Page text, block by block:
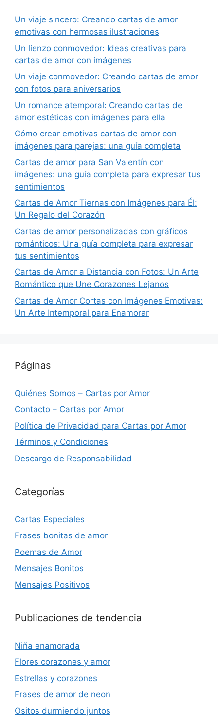
Un viaje sincero: Creando cartas de amor
emotivas con hermosas ilustraciones
Un lienzo conmovedor: Ideas creativas para
cartas de amor con imágenes
Un viaje conmovedor: Creando cartas de amor
con fotos para aniversarios
Un romance atemporal: Creando cartas de
amor estéticas con imágenes para ella
Cómo crear emotivas cartas de amor con
imágenes para parejas: una guía completa
Cartas de amor para San Valentín con
imágenes: una guía completa para expresar tus
sentimientos
Cartas de Amor Tiernas con Imágenes para Él:
Un Regalo del Corazón
Cartas de amor personalizadas con gráficos
románticos: Una guía completa para expresar
tus sentimientos
Cartas de Amor a Distancia con Fotos: Un Arte
Romántico que Une Corazones Lejanos
Cartas de Amor Cortas con Imágenes Emotivas:
Un Arte Intemporal para Enamorar
Páginas
Quiénes Somos – Cartas por Amor
Contacto – Cartas por Amor
Política de Privacidad para Cartas por Amor
Términos y Condiciones
Descargo de Responsabilidad
Categorías
Cartas Especiales
Frases bonitas de amor
Poemas de Amor
Mensajes Bonitos
Mensajes Positivos
Publicaciones de tendencia
Niña enamorada
Flores corazones y amor
Estrellas y corazones
Frases de amor de neon
Ositos durmiendo juntos